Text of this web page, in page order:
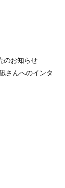
のお知らせ
さんへのインタ